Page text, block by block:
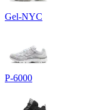
Gel-NYC
P-6000